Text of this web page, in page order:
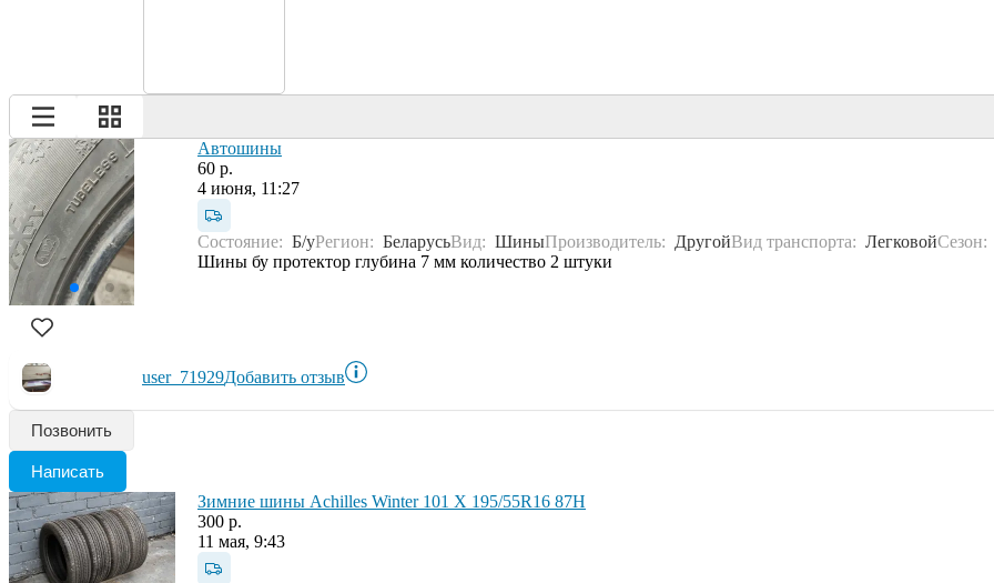
Автошины
60 р.
4 июня, 11:27
Состояние: Б/уРегион: БеларусьВид: ШиныПроизводитель: ДругойВид транспорта: ЛегковойСезон:
Шины бу протектор глубина 7 мм количество 2 штуки
user_71929Добавить отзыв
Позвонить
Написать
Зимние шины Achilles Winter 101 X 195/55R16 87H
300 р.
11 мая, 9:43